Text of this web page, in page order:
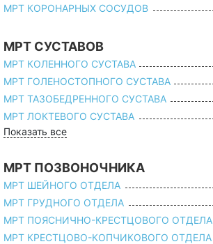
МРТ КОРОНАРНЫХ СОСУДОВ
МРТ СУСТАВОВ
МРТ КОЛЕННОГО СУСТАВА
МРТ ГОЛЕНОСТОПНОГО СУСТАВА
МРТ ТАЗОБЕДРЕННОГО СУСТАВА
МРТ ЛОКТЕВОГО СУСТАВА
Показать все
МРТ ПОЗВОНОЧНИКА
МРТ ШЕЙНОГО ОТДЕЛА
МРТ ГРУДНОГО ОТДЕЛА
МРТ ПОЯСНИЧНО-КРЕСТЦОВОГО ОТДЕЛА
МРТ КРЕСТЦОВО-КОПЧИКОВОГО ОТДЕЛА